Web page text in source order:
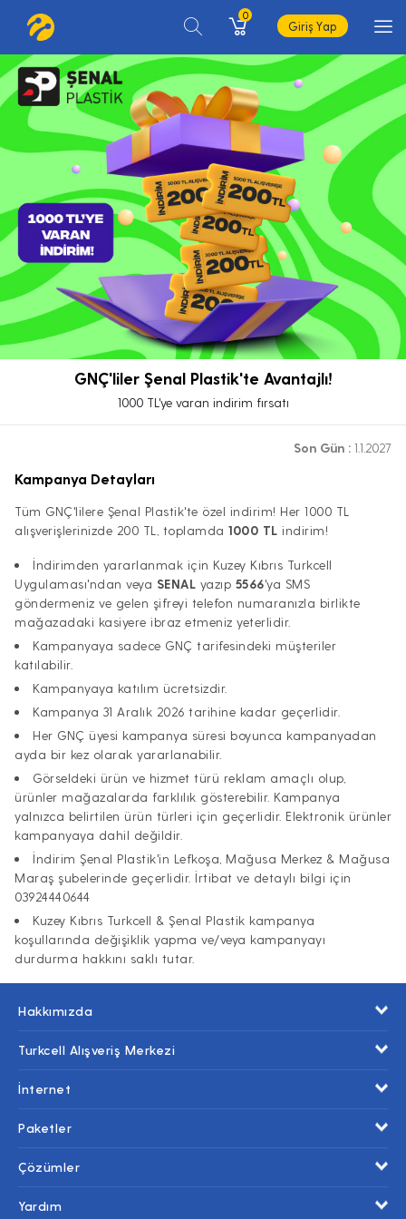
0
Giriş Yap
GNÇ'liler Şenal Plastik'te Avantajlı!
1000 TL'ye varan indirim fırsatı
Son Gün : 1.1.2027
Kampanya Detayları
Tüm GNÇ'lilere Şenal Plastik'te özel indirim! Her 1000 TL
alışverişlerinizde 200 TL, toplamda 1000 TL indirim!
İndirimden yararlanmak için Kuzey Kıbrıs Turkcell
Uygulaması'ndan veya SENAL yazıp 5566'ya SMS
göndermeniz ve gelen şifreyi telefon numaranızla birlikte
mağazadaki kasiyere ibraz etmeniz yeterlidir.
Kampanyaya sadece GNÇ tarifesindeki müşteriler
katılabilir.
Kampanyaya katılım ücretsizdir.
Kampanya 31 Aralık 2026 tarihine kadar geçerlidir.
Her GNÇ üyesi kampanya süresi boyunca kampanyadan
ayda bir kez olarak yararlanabilir.
Görseldeki ürün ve hizmet türü reklam amaçlı olup,
ürünler mağazalarda farklılık gösterebilir. Kampanya
yalnızca belirtilen ürün türleri için geçerlidir. Elektronik ürünler
kampanyaya dahil değildir.
İndirim Şenal Plastik'in Lefkoşa, Mağusa Merkez & Mağusa
Maraş şubelerinde geçerlidir. İrtibat ve detaylı bilgi için
03924440644
Kuzey Kıbrıs Turkcell & Şenal Plastik kampanya
koşullarında değişiklik yapma ve/veya kampanyayı
durdurma hakkını saklı tutar.
Hakkımızda
Turkcell Alışveriş Merkezi
İnternet
Paketler
Çözümler
Yardım